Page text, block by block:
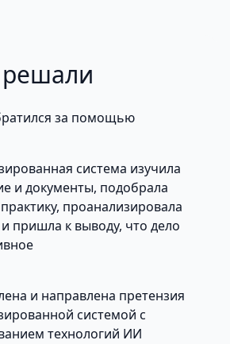
за помощью
система изучила
и документы, подобрала
проанализировала
пришла к выводу, что дело
и направлена претензия
системой с
технологий ИИ